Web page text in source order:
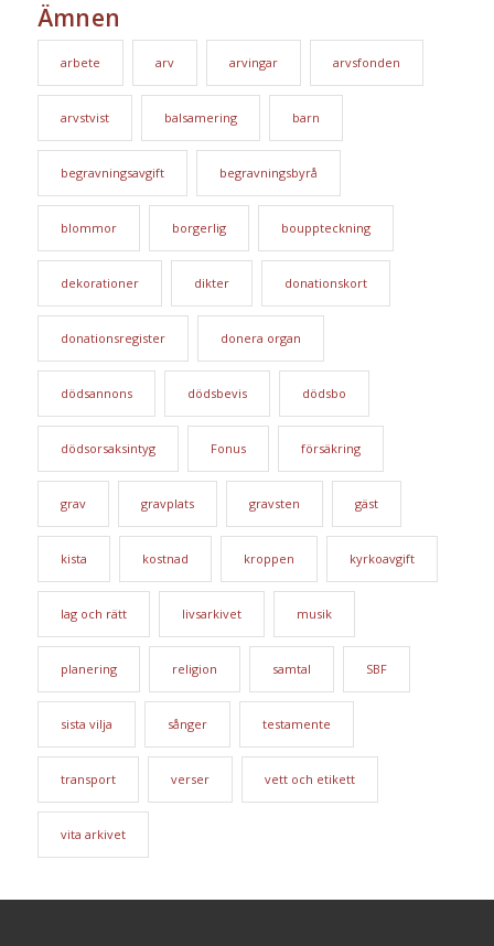
Ämnen
arbete arv arvingar arvsfonden
arvstvist balsamering barn
begravningsavgift begravningsbyrå
blommor borgerlig bouppteckning
dekorationer dikter donationskort
donationsregister donera organ
dödsannons dödsbevis dödsbo
dödsorsaksintyg Fonus försäkring
grav gravplats gravsten gäst
kista kostnad kroppen kyrkoavgift
lag och rätt livsarkivet musik
planering religion samtal SBF
sista vilja sånger testamente
transport verser vett och etikett
vita arkivet